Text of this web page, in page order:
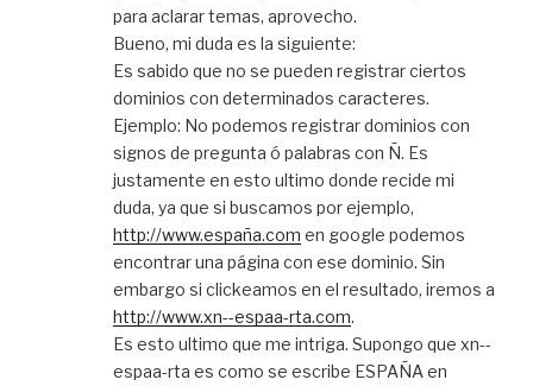
para aclarar temas, aprovecho.
Bueno, mi duda es la siguiente:
Es sabido que no se pueden registrar ciertos
dominios con determinados caracteres.
Ejemplo: No podemos registrar dominios con
signos de pregunta ó palabras con Ñ. Es
justamente en esto ultimo donde recide mi
duda, ya que si buscamos por ejemplo,
http://www.españa.com en google podemos
encontrar una página con ese dominio. Sin
embargo si clickeamos en el resultado, iremos a
http://www.xn--espaa-rta.com.
Es esto ultimo que me intriga. Supongo que xn--
espaa-rta es como se escribe ESPAÑA en